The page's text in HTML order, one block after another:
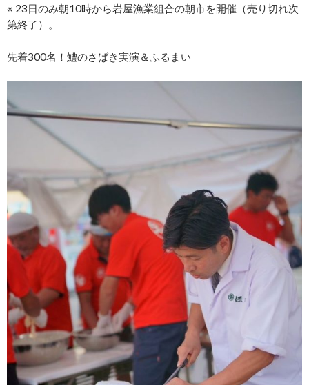
※ 23日のみ朝10時から岩屋漁業組合の朝市を開催（売り切れ次
第終了）。
先着300名！鱧のさばき実演＆ふるまい